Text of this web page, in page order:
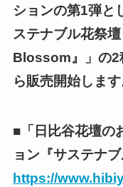
ションの第1弾と
ステナブル花祭
Blossom』」の2
ら販売開始します
■「日比谷花壇
ョン『サステナ
https://